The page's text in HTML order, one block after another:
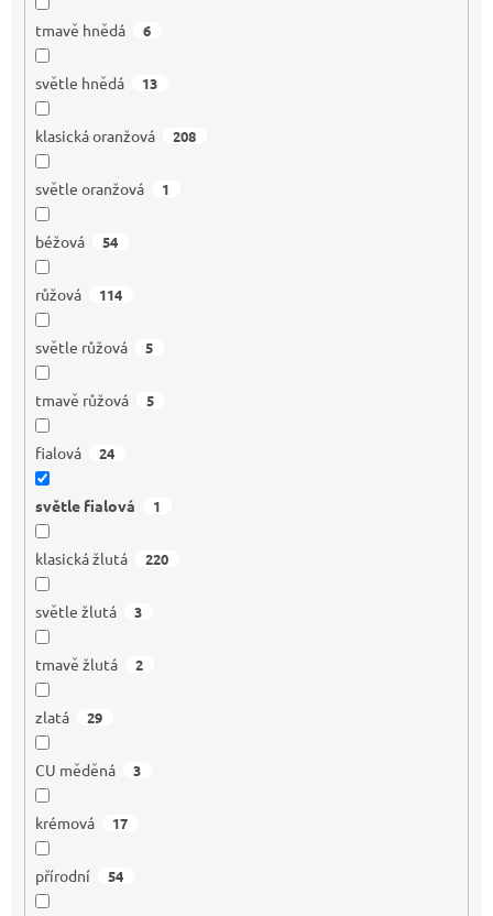
tmavě hnědá 6
světle hnědá 13
klasická oranžová 208
světle oranžová 1
béžová 54
růžová 114
světle růžová 5
tmavě růžová 5
fialová 24
světle fialová 1
klasická žlutá 220
světle žlutá 3
tmavě žlutá 2
zlatá 29
CU měděná 3
krémová 17
přírodní 54